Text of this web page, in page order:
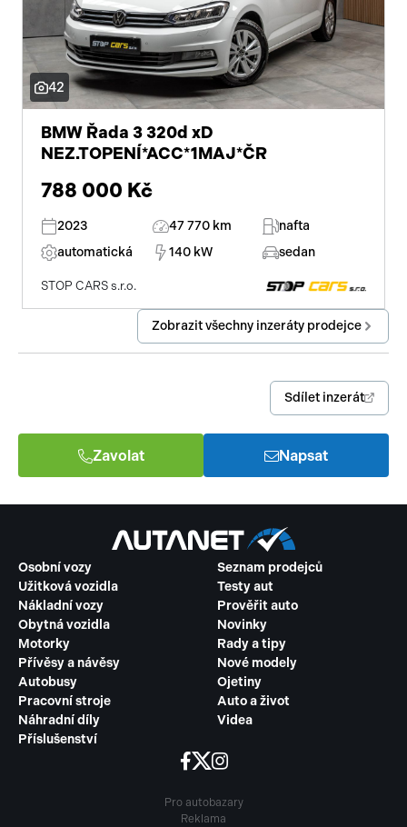
42
BMW Řada 3 320d xD
NEZ.TOPENÍ*ACC*1MAJ*ČR
788 000 Kč
2023 47 770 km
nafta
automatická
140 kW sedan
STOP CARS s.r.o.
Zobrazit všechny inzeráty prodejce
Sdílet inzerát
Zavolat Napsat
Osobní vozy
Užitková vozidla
Nákladní vozy
Obytná vozidla
Motorky
Přívěsy a návěsy
Autobusy
Pracovní stroje
Náhradní díly
Příslušenství
Seznam prodejců
Testy aut
Prověřit auto
Novinky
Rady a tipy
Nové modely
Ojetiny
Auto a život
Videa
Pro autobazary
Reklama